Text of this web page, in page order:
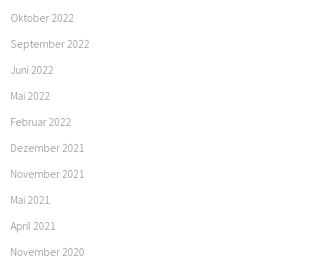
Oktober 2022
September 2022
Juni 2022
Mai 2022
Februar 2022
Dezember 2021
November 2021
Mai 2021
April 2021
November 2020